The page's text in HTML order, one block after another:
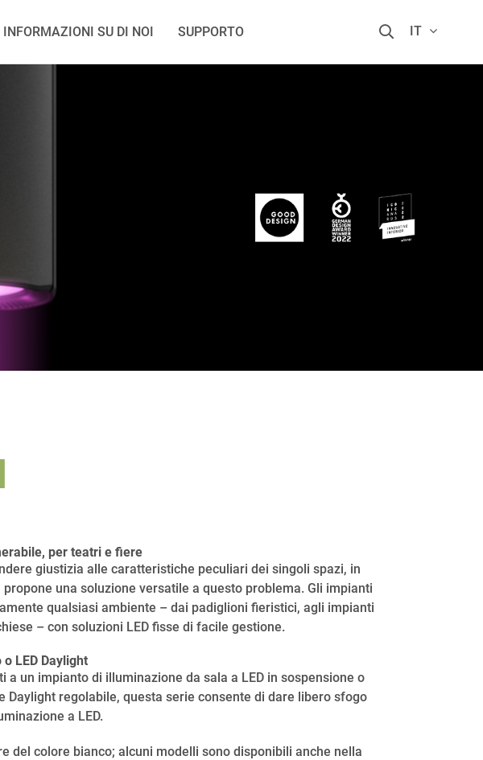
INFORMAZIONI SU DI NOI SUPPORTO IT
per teatri e fiere
giustizia alle caratteristiche peculiari dei singoli spazi, in
una soluzione versatile a questo problema. Gli impianti
qualsiasi ambiente – dai padiglioni fieristici, agli impianti
– con soluzioni LED fisse di facile gestione.
LED Daylight
un impianto di illuminazione da sala a LED in sospensione o
regolabile, questa serie consente di dare libero sfogo
a LED.
del colore bianco; alcuni modelli sono disponibili anche nella